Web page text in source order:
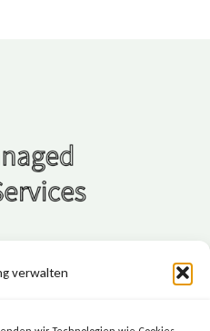
verwalten
IT Services